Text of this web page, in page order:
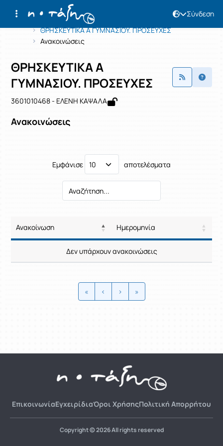
Σύνδεση
Αρχική Σελίδα
ΘΡΗΣΚΕΥΤΙΚΑ Α ΓΥΜΝΑΣΙΟΥ. ΠΡΟΣΕΥΧΕΣ
Ανακοινώσεις
Μάθημα : ΘΡΗΣΚΕΥΤΙΚΑ Α
Κωδικός : 3601010468
ΘΡΗΣΚΕΥΤΙΚΑ Α
ΓΥΜΝΑΣΙΟΥ. ΠΡΟΣΕΥΧΕΣ
3601010468 - ΕΛΕΝΗ ΚΑΨΑΛΑ
Ανακοινώσεις
Εμφάνισε αποτελέσματα
Ανακοίνωση
Ημερομηνία
Ρυθμίσεις επιλογής /
Ρυθμίσεις επιλογής /
Δεν υπάρχουν ανακοινώσεις
« ‹ › »
ΕπικοινωνίαΕγχειρίδιαΌροι ΧρήσηςΠολιτική Απορρήτου
Copyright © 2026 All rights reserved